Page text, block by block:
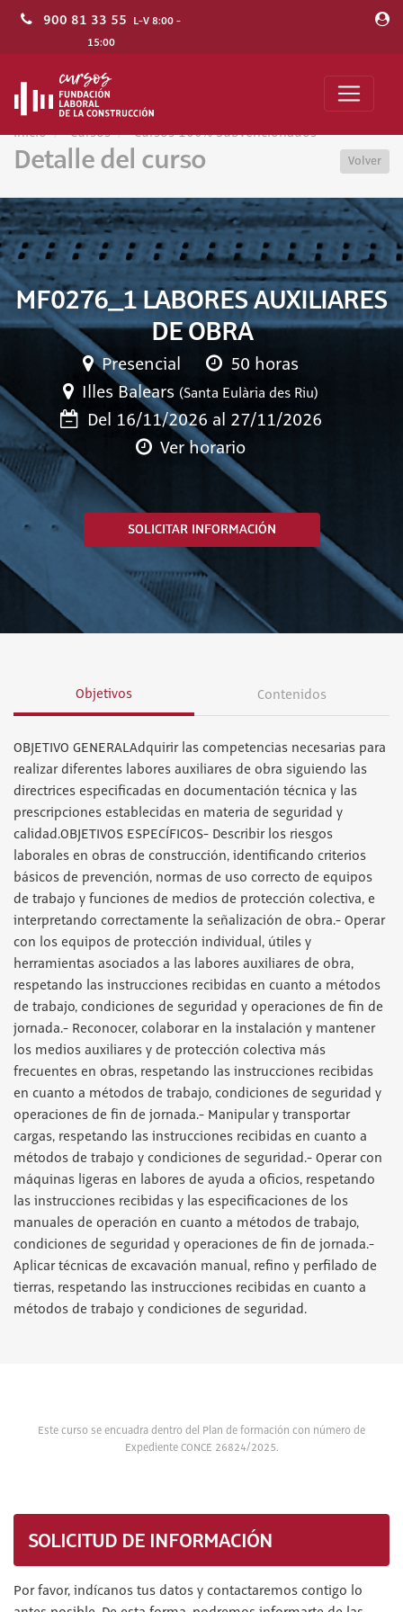
900 81 33 55 L-V 8:00 -
15:00
Inicio Cursos Cursos 100% Subvencionados
Detalle del curso Volver
MF0276_1 LABORES AUXILIARES
DE OBRA
Presencial
50 horas
Illes Balears (Santa Eulària des Riu)
Del 16/11/2026 al 27/11/2026
Ver horario
SOLICITAR INFORMACIÓN
Objetivos Contenidos
OBJETIVO GENERALAdquirir las competencias necesarias para
realizar diferentes labores auxiliares de obra siguiendo las
directrices especificadas en documentación técnica y las
prescripciones establecidas en materia de seguridad y
calidad.OBJETIVOS ESPECÍFICOS- Describir los riesgos
laborales en obras de construcción, identificando criterios
básicos de prevención, normas de uso correcto de equipos
de trabajo y funciones de medios de protección colectiva, e
interpretando correctamente la señalización de obra.- Operar
con los equipos de protección individual, útiles y
herramientas asociados a las labores auxiliares de obra,
respetando las instrucciones recibidas en cuanto a métodos
de trabajo, condiciones de seguridad y operaciones de fin de
jornada.- Reconocer, colaborar en la instalación y mantener
los medios auxiliares y de protección colectiva más
frecuentes en obras, respetando las instrucciones recibidas
en cuanto a métodos de trabajo, condiciones de seguridad y
operaciones de fin de jornada.- Manipular y transportar
cargas, respetando las instrucciones recibidas en cuanto a
métodos de trabajo y condiciones de seguridad.- Operar con
máquinas ligeras en labores de ayuda a oficios, respetando
las instrucciones recibidas y las especificaciones de los
manuales de operación en cuanto a métodos de trabajo,
condiciones de seguridad y operaciones de fin de jornada.-
Aplicar técnicas de excavación manual, refino y perfilado de
tierras, respetando las instrucciones recibidas en cuanto a
métodos de trabajo y condiciones de seguridad.
Este curso se encuadra dentro del Plan de formación con número de
Expediente CONCE 26824/2025.
SOLICITUD DE INFORMACIÓN
Por favor, indícanos tus datos y contactaremos contigo lo